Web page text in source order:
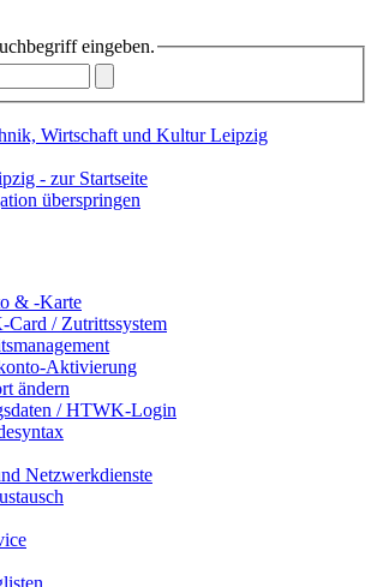
eingeben.
Wirtschaft und Kultur Leipzig
überspringen
& -Karte
/ Zutrittssystem
Aktivierung
ändern
/ HTWK-Login
Netzwerkdienste